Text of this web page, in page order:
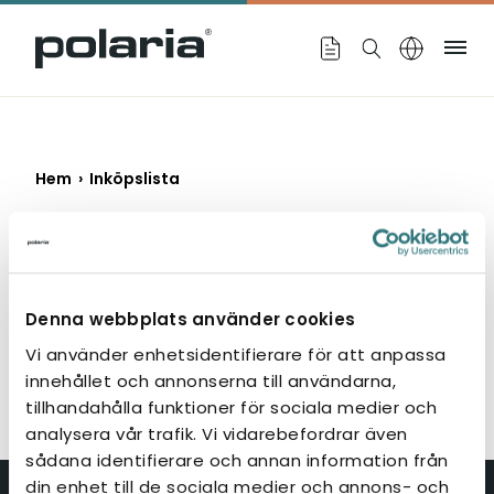
Denna webbplats använder cookies
Vi använder enhetsidentifierare för att anpassa
innehållet och annonserna till användarna,
tillhandahålla funktioner för sociala medier och
analysera vår trafik. Vi vidarebefordrar även
sådana identifierare och annan information från
din enhet till de sociala medier och annons- och
https://polaria.fi/name
Hem › Inköpslista
Offertförfrågan
Din offert är för närvarande tom.
Se produkter